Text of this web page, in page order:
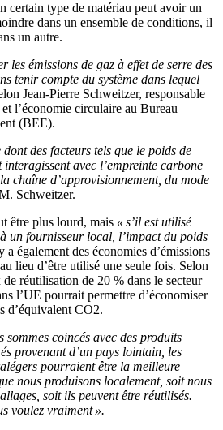
certain type de matériau peut avoir un
dans un ensemble de conditions, il
un autre.
les émissions de gaz à effet de serre des
tenir compte du système dans lequel
Jean-Pierre Schweitzer, responsable
l’économie circulaire au Bureau
(BEE).
des facteurs tels que le poids de
avec l’empreinte carbone
chaîne d’approvisionnement, du mode
Schweitzer.
être plus lourd, mais « s’il est utilisé
un fournisseur local, l’impact du poids
a également des économies d’émissions
lieu d’être utilisé une seule fois. Selon
réutilisation de 20 % dans le secteur
l’UE pourrait permettre d’économiser
d’équivalent CO2.
sommes coincés avec des produits
provenant d’un pays lointain, les
pourraient être la meilleure
nous produisons localement, soit nous
soit ils peuvent être réutilisés.
voulez vraiment ».